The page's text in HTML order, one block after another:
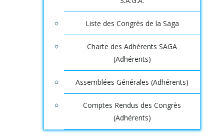
Liste des Congrès de la Saga
Charte des Adhérents SAGA
(Adhérents)
Assemblées Générales (Adhérents)
Comptes Rendus des Congrès
(Adhérents)